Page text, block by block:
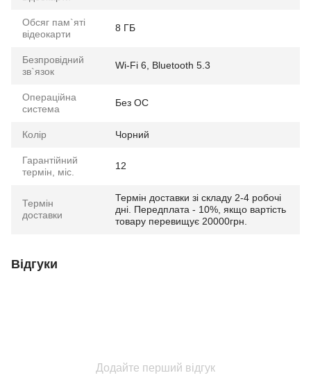
Обсяг пам`яті
відеокарти
8 ГБ
Безпровідний
зв`язок
Wi-Fi 6, Bluetooth 5.3
Операційна
система
Без ОС
Колір Чорний
Гарантійний
термін, міс.
12
Термін
доставки
Термін доставки зі складу 2-4 робочі
дні. Передплата - 10%, якщо вартість
товару перевищує 20000грн.
Відгуки
Додайте перший відгук